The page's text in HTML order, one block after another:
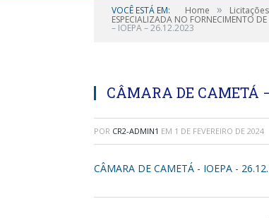
VOCÊ ESTÁ EM: Home » Licitações
ESPECIALIZADA NO FORNECIMENTO
– IOEPA – 26.12.2023
CÂMARA DE CAMETÁ
POR CR2-ADMIN1 EM 1 DE FEVEREIRO DE 2024
CÂMARA DE CAMETÁ - IOEPA -